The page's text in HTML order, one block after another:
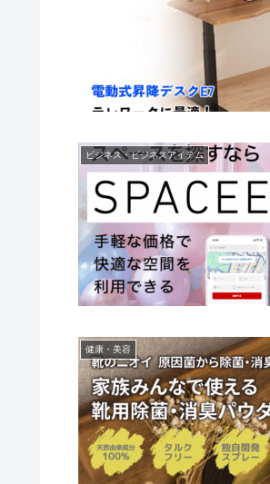
ビジネス・ビジネスアイテム
健康・美容